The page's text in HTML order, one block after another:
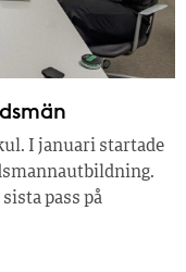
I januari startade
pass på